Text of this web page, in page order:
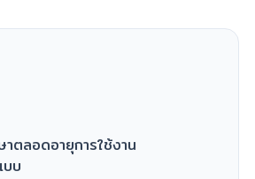
ตลอดอายุการใช้งาน
บ